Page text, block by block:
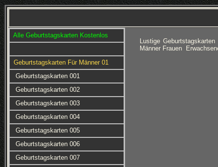
Alle Geburtstagskarten Kostenlos
Geburtstagskarten Für Männer 01
Geburtstagskarten 001
Geburtstagskarten 002
Geburtstagskarten 003
Geburtstagskarten 004
Geburtstagskarten 005
Geburtstagskarten 006
Geburtstagskarten 007
Lustige
Männer Frauen